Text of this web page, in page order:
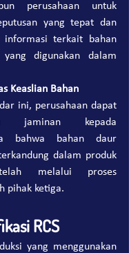
perusahaan untuk
yang tepat dan
informasi terkait bahan
digunakan dalam
Keaslian Bahan
ini, perusahaan dapat
jaminan kepada
bahwa bahan daur
dalam produk
melalui proses
pihak ketiga.
RCS
yang menggunakan